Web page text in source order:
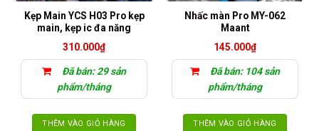
Kẹp Main YCS H03 Pro kẹp
main, kẹp ic đa năng
310.000₫
Đã bán: 29 sản
phẩm/tháng
THÊM VÀO GIỎ HÀNG
Nhấc màn Pro MY-062
Maant
145.000₫
Đã bán: 104 sản
phẩm/tháng
THÊM VÀO GIỎ HÀNG